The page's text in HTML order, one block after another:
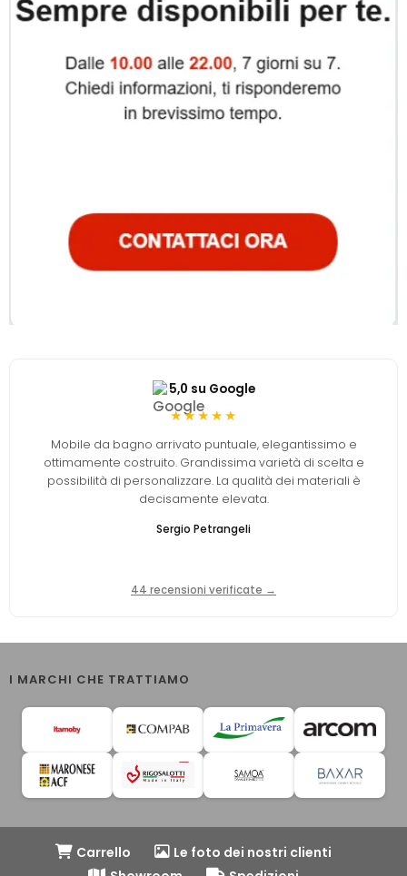
5,0 su Google
★★★★★
Mobile da bagno arrivato puntuale, elegantissimo e
ottimamente costruito. Grandissima varietà di scelta e
possibilità di personalizzare. La qualità dei materiali è
decisamente elevata.
Sergio Petrangeli
44 recensioni verificate →
I MARCHI CHE TRATTIAMO
Carrello
Le foto dei nostri clienti